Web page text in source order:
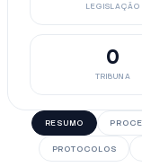
LEGISLAÇÃO
0
TRIBUNA
RESUMO
PROTOCOLOS